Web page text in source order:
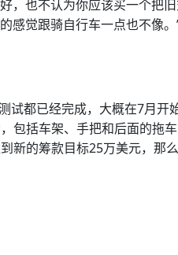
，也不认为你应该买一个把
感觉跟骑自行车一点也不像
试都已经完成，大概在7月
包括车架、手把和后面的拖
新的筹款目标25万美元，那